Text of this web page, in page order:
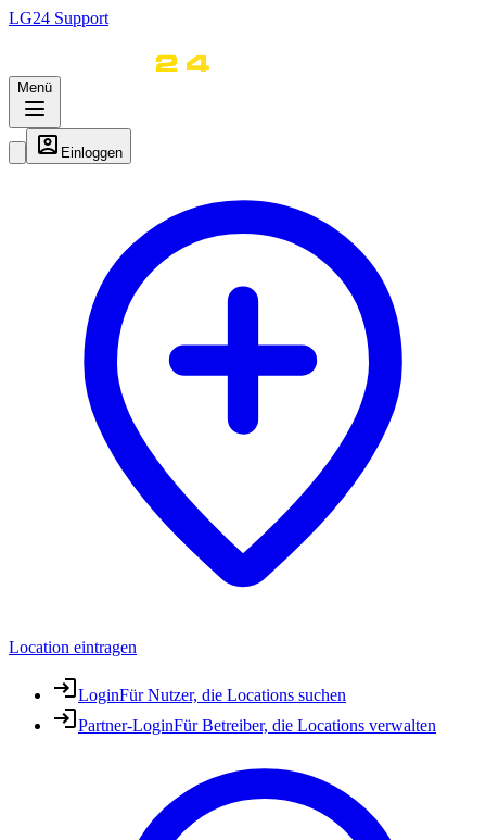
LG24 Support
Menü
Einloggen
Location eintragen
LoginFür Nutzer, die Locations suchen
Partner-LoginFür Betreiber, die Locations verwalten